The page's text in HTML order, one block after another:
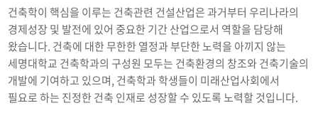
건축학이 핵심을 이루는 건축관련 건설산업은 과거부터 우리나라의
경제성장 및 발전에 있어 중요한 기간 산업으로서 역할을 담당해
왔습니다. 건축에 대한 무한한 열정과 부단한 노력을 아끼지 않는
세명대학교 건축학과의 구성원 모두는 건축환경의 창조와 건축기술의
개발에 기여하고 있으며, 건축학과 학생들이 미래산업사회에서
필요로 하는 진정한 건축 인재로 성장할 수 있도록 노력할 것입니다.